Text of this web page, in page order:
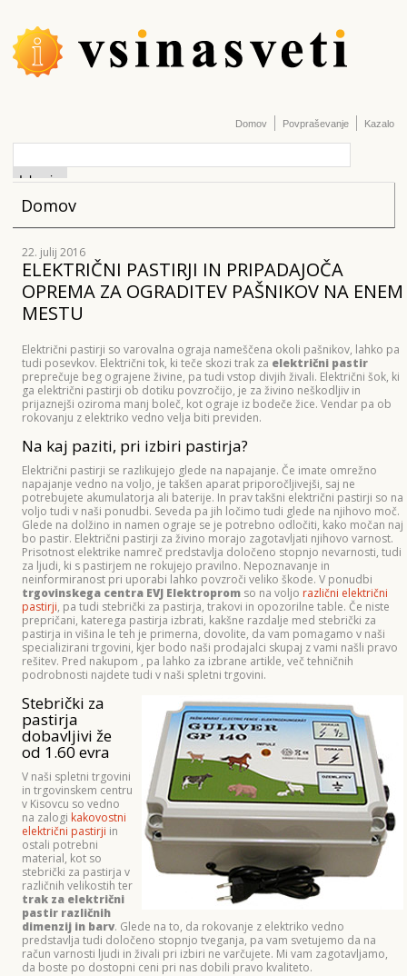
Domov Povpraševanje Kazalo
Domov
22. julij 2016
ELEKTRIČNI PASTIRJI IN PRIPADAJOČA
OPREMA ZA OGRADITEV PAŠNIKOV NA ENEM
MESTU
Električni pastirji so varovalna ograja nameščena okoli pašnikov, lahko pa
tudi posevkov. Električni tok, ki teče skozi trak za električni pastir
preprečuje beg ograjene živine, pa tudi vstop divjih živali. Električni šok, ki
ga električni pastirji ob dotiku povzročijo, je za živino neškodljiv in
prijaznejši oziroma manj boleč, kot ograje iz bodeče žice. Vendar pa ob
rokovanju z elektriko vedno velja biti previden.
Na kaj paziti, pri izbiri pastirja?
Električni pastirji se razlikujejo glede na napajanje. Če imate omrežno
napajanje vedno na voljo, je takšen aparat priporočljivejši, saj ne
potrebujete akumulatorja ali baterije. In prav takšni električni pastirji so na
voljo tudi v naši ponudbi. Seveda pa jih ločimo tudi glede na njihovo moč.
Glede na dolžino in namen ograje se je potrebno odločiti, kako močan naj
bo pastir. Električni pastirji za živino morajo zagotavljati njihovo varnost.
Prisotnost elektrike namreč predstavlja določeno stopnjo nevarnosti, tudi
za ljudi, ki s pastirjem ne rokujejo pravilno. Nepoznavanje in
neinformiranost pri uporabi lahko povzroči veliko škode. V ponudbi
trgovinskega centra EVJ Elektroprom so na voljo različni električni
pastirji, pa tudi stebrički za pastirja, trakovi in opozorilne table. Če niste
prepričani, katerega pastirja izbrati, kakšne razdalje med stebrički za
pastirja in višina le teh je primerna, dovolite, da vam pomagamo v naši
specializirani trgovini, kjer bodo naši prodajalci skupaj z vami našli pravo
rešitev. Pred nakupom , pa lahko za izbrane artikle, več tehničnih
podrobnosti najdete tudi v naši spletni trgovini.
Stebrički za
pastirja
dobavljivi že
od 1.60 evra
V naši spletni trgovini
in trgovinskem centru
v Kisovcu so vedno
na zalogi kakovostni
električni pastirji in
ostali potrebni
material, kot so
stebrički za pastirja v
različnih velikostih ter
trak za električni
pastir različnih
dimenzij in barv. Glede na to, da rokovanje z elektriko vedno
predstavlja tudi določeno stopnjo tveganja, pa vam svetujemo da na
račun varnosti ljudi in živali pri izbiri ne varčujete. Mi vam zagotavljamo,
da boste po dostopni ceni pri nas dobili pravo kvaliteto.